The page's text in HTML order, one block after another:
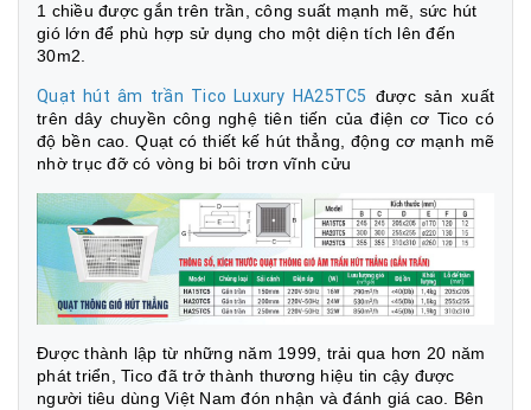
1 chiều được gắn trên trần, công suất mạnh mẽ, sức hút
gió lớn để phù hợp sử dụng cho một diện tích lên đến
30m2.
Quạt hút âm trần Tico Luxury HA25TC5 được sản xuất
trên dây chuyền công nghệ tiên tiến của điện cơ Tico có
độ bền cao. Quạt có thiết kế hút thẳng, động cơ mạnh mẽ
nhờ trục đỡ có vòng bi bôi trơn vĩnh cửu
Được thành lập từ những năm 1999, trải qua hơn 20 năm
phát triển, Tico đã trở thành thương hiệu tin cậy được
người tiêu dùng Việt Nam đón nhận và đánh giá cao. Bên